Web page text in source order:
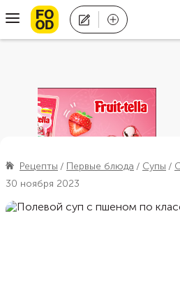
Рецепты Первые блюда Супы
30 ноября 2023